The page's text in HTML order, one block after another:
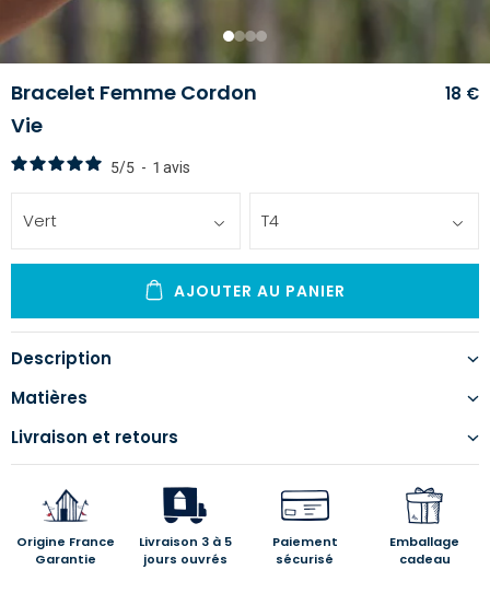
1 234
Bracelet Femme Cordon
Vie
18 €
5/5 - 1 avis
Vert T4
AJOUTER AU PANIER
Description
Matières
Livraison et retours
Origine France
Garantie
Livraison 3 à 5
jours ouvrés
Paiement
sécurisé
Emballage
cadeau